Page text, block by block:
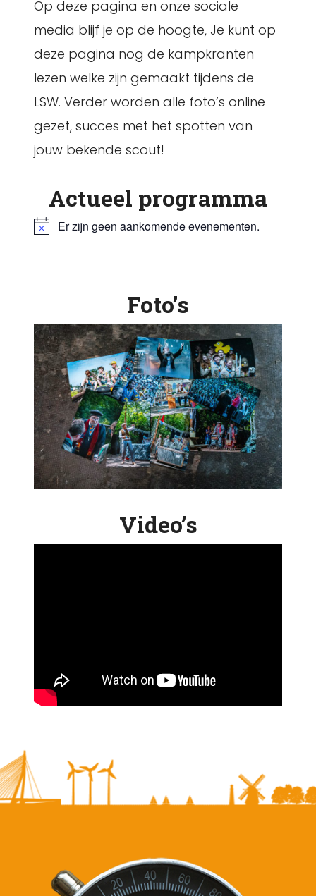
Op deze pagina en onze sociale
media blijf je op de hoogte, Je kunt op
deze pagina nog de kampkranten
lezen welke zijn gemaakt tijdens de
LSW. Verder worden alle foto’s online
gezet, succes met het spotten van
jouw bekende scout!
Actueel programma
B
t
Er zijn geen aankomende evenementen.
Foto’s
Video’s